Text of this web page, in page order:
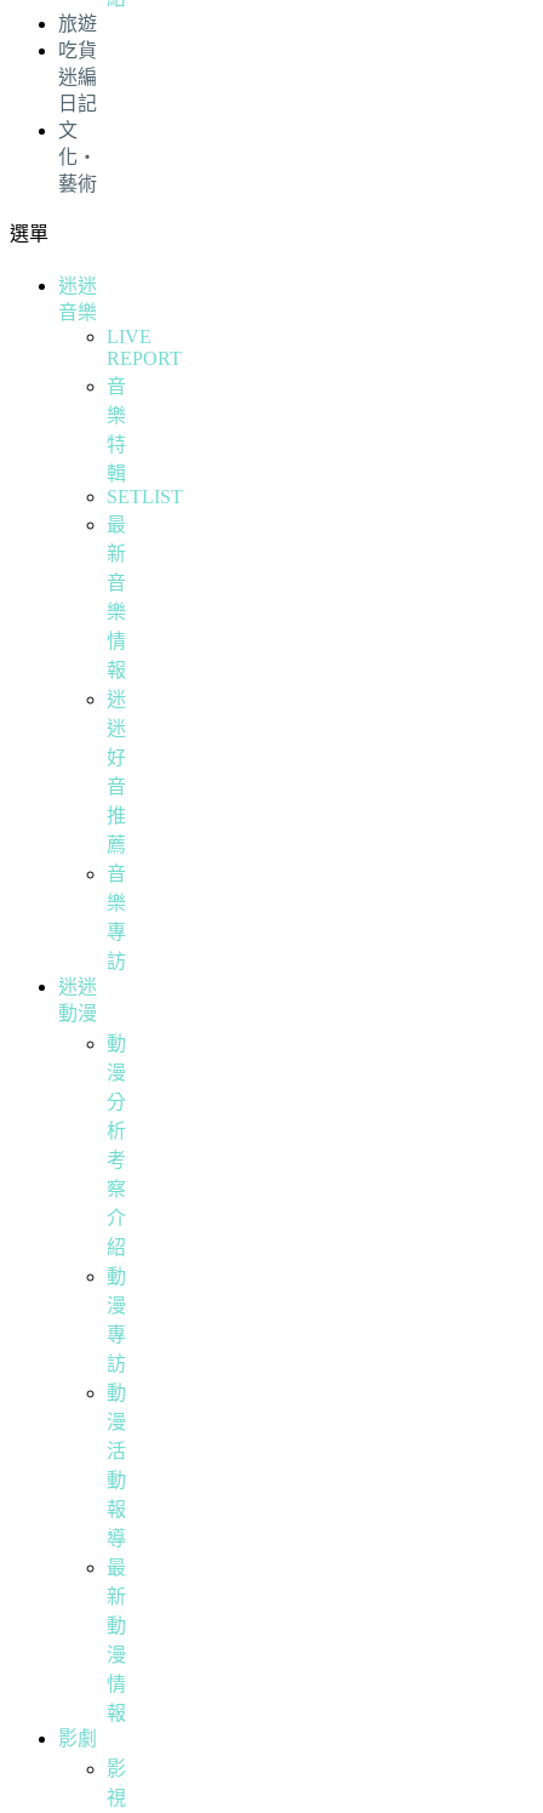
旅遊
吃貨
迷編
日記
文
化・
藝術
選單
迷迷
音樂
LIVE
REPORT
音
樂
特
輯
SETLIST
最
新
音
樂
情
報
迷
迷
好
音
推
薦
音
樂
專
訪
迷迷
動漫
動
漫
分
析
考
察
介
紹
動
漫
專
訪
動
漫
活
動
報
導
最
新
動
漫
情
報
影劇
影
視